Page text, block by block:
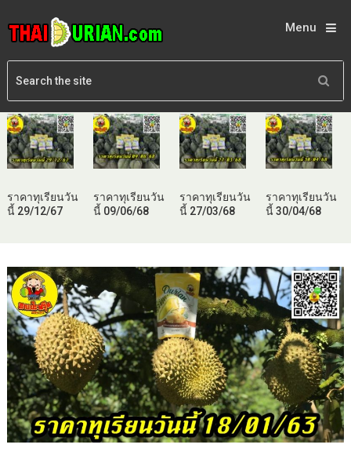
Menu
ราคาทุเรียนวัน
นี้ 29/12/67
ราคาทุเรียนวัน
นี้ 09/06/68
ราคาทุเรียนวัน
นี้ 27/03/68
ราคาทุเรียนวัน
นี้ 30/04/68